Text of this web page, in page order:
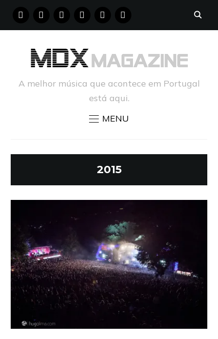
FACEBOOKINSTAGRAM
YOUTUBE PINTERESTTUMBLR
A melhor música que acontece em Portugal
está aqui.
MENU
2015